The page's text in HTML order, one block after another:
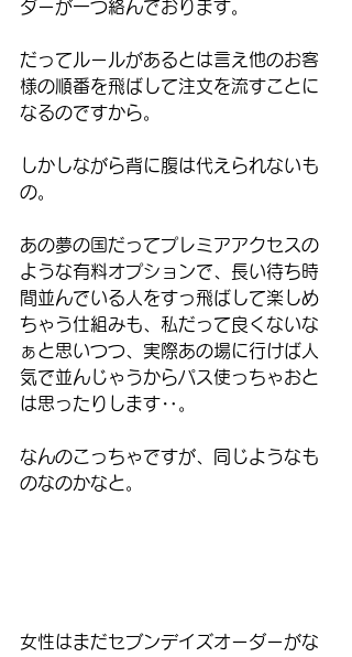
ダーが一つ絡んでおります。
だってルールがあるとは言え他のお客
様の順番を飛ばして注文を流すことに
なるのですから。
しかしながら背に腹は代えられないも
の。
あの夢の国だってプレミアアクセスの
ような有料オプションで、長い待ち時
間並んでいる人をすっ飛ばして楽しめ
ちゃう仕組みも、私だって良くないな
ぁと思いつつ、実際あの場に行けば人
気で並んじゃうからパス使っちゃおと
は思ったりします‥。
なんのこっちゃですが、同じようなも
のなのかなと。
女性はまだセブンデイズオーダーがな